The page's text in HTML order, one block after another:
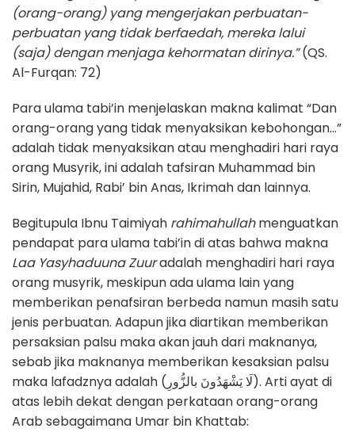
(orang-orang) yang mengerjakan perbuatan-
perbuatan yang tidak berfaedah, mereka lalui
(saja) dengan menjaga kehormatan dirinya.”(QS.
Al-Furqan: 72)
Para ulama tabi’in menjelaskan makna kalimat “Dan
orang-orang yang tidak menyaksikan kebohongan…”
adalah tidak menyaksikan atau menghadiri hari raya
orang Musyrik, ini adalah tafsiran Muhammad bin
Sirin, Mujahid, Rabi’ bin Anas, Ikrimah dan lainnya.
Begitupula Ibnu Taimiyah rahimahullahmenguatkan
pendapat para ulama tabi’in di atas bahwa makna
Laa Yasyhaduuna Zuuradalah menghadiri hari raya
orang musyrik, meskipun ada ulama lain yang
memberikan penafsiran berbeda namun masih satu
jenis perbuatan. Adapun jika diartikan memberikan
persaksian palsu maka akan jauh dari maknanya,
sebab jika maknanya memberikan kesaksian palsu
maka lafadznya adalah (لَا يَشْهَدُونَ بالزُّورِ). Arti ayat di
atas lebih dekat dengan perkataan orang-orang
Arab sebagaimana Umar bin Khattab: